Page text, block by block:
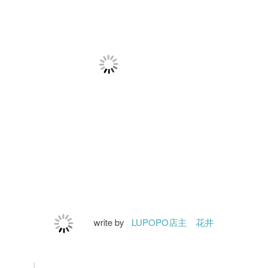
write by LUPOPO店主 花井